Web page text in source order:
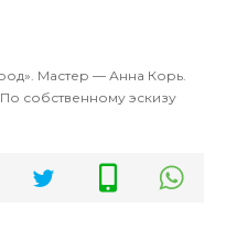
Мастер — Анна Корь.
собственному эскизу